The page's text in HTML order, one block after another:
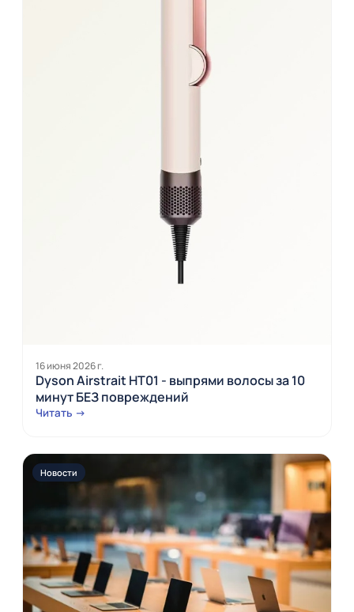
16 июня 2026 г.
Dyson Airstrait HT01 - выпрями волосы за 10
минут БЕЗ повреждений
Читать →
Новости